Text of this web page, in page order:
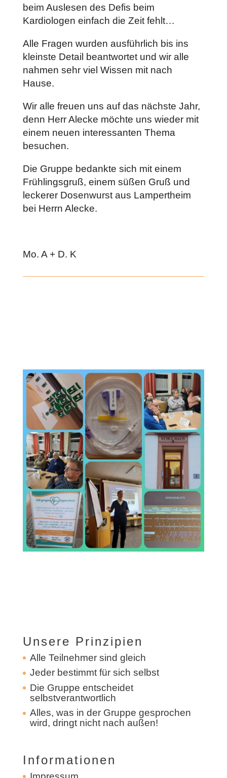
beim Auslesen des Defis beim
Kardiologen einfach die Zeit fehlt…
Alle Fragen wurden ausführlich bis ins
kleinste Detail beantwortet und wir alle
nahmen sehr viel Wissen mit nach
Hause.
Wir alle freuen uns auf das nächste Jahr,
denn Herr Alecke möchte uns wieder mit
einem neuen interessanten Thema
besuchen.
Die Gruppe bedankte sich mit einem
Frühlingsgruß, einem süßen Gruß und
leckerer Dosenwurst aus Lampertheim
bei Herrn Alecke.
Mo. A + D. K
Unsere Prinzipien
Alle Teilnehmer sind gleich
Jeder bestimmt für sich selbst
Die Gruppe entscheidet
selbstverantwortlich
Alles, was in der Gruppe gesprochen
wird, dringt nicht nach außen!
Informationen